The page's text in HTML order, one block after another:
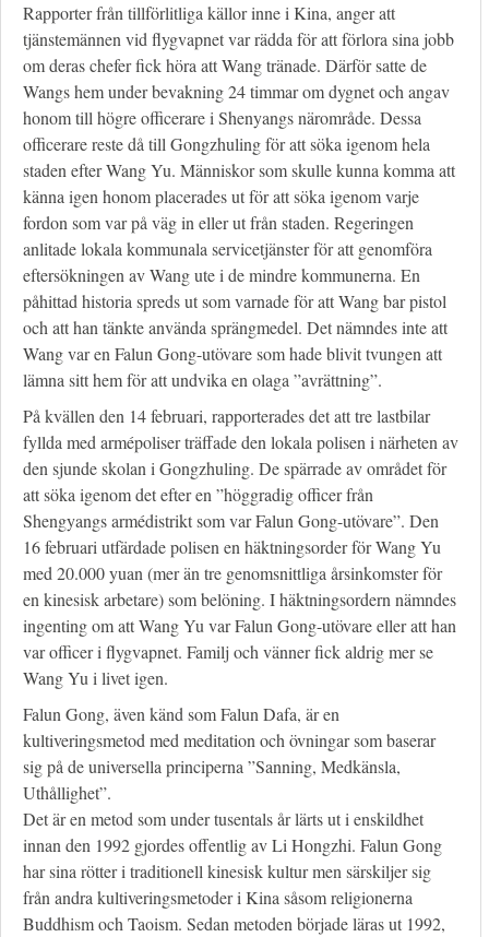
Rapporter från tillförlitliga källor inne i Kina, anger att
tjänstemännen vid flygvapnet var rädda för att förlora sina jobb
om deras chefer fick höra att Wang tränade. Därför satte de
Wangs hem under bevakning 24 timmar om dygnet och angav
honom till högre officerare i Shenyangs närområde. Dessa
officerare reste då till Gongzhuling för att söka igenom hela
staden efter Wang Yu. Människor som skulle kunna komma att
känna igen honom placerades ut för att söka igenom varje
fordon som var på väg in eller ut från staden. Regeringen
anlitade lokala kommunala servicetjänster för att genomföra
eftersökningen av Wang ute i de mindre kommunerna. En
påhittad historia spreds ut som varnade för att Wang bar pistol
och att han tänkte använda sprängmedel. Det nämndes inte att
Wang var en Falun Gong-utövare som hade blivit tvungen att
lämna sitt hem för att undvika en olaga ”avrättning”.
På kvällen den 14 februari, rapporterades det att tre lastbilar
fyllda med armépoliser träffade den lokala polisen i närheten av
den sjunde skolan i Gongzhuling. De spärrade av området för
att söka igenom det efter en ”höggradig officer från
Shengyangs armédistrikt som var Falun Gong-utövare”. Den
16 februari utfärdade polisen en häktningsorder för Wang Yu
med 20.000 yuan (mer än tre genomsnittliga årsinkomster för
en kinesisk arbetare) som belöning. I häktningsordern nämndes
ingenting om att Wang Yu var Falun Gong-utövare eller att han
var officer i flygvapnet. Familj och vänner fick aldrig mer se
Wang Yu i livet igen.
Falun Gong, även känd som Falun Dafa, är en
kultiveringsmetod med meditation och övningar som baserar
sig på de universella principerna ”Sanning, Medkänsla,
Uthållighet”.
Det är en metod som under tusentals år lärts ut i enskildhet
innan den 1992 gjordes offentlig av Li Hongzhi. Falun Gong
har sina rötter i traditionell kinesisk kultur men särskiljer sig
från andra kultiveringsmetoder i Kina såsom religionerna
Buddhism och Taoism. Sedan metoden började läras ut 1992,